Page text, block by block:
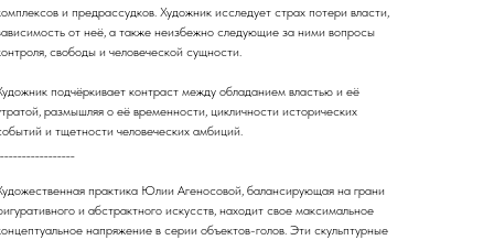
и предрассудков. Художник исследует страх потери власти,
от неё, а также неизбежно следующие за ними вопросы
свободы и человеческой сущности.
подчёркивает контраст между обладанием властью и её
размышляя о её временности, цикличности исторических
и тщетности человеческих амбиций.
практика Юлии Агеносовой, балансирующая на грани
и абстрактного искусств, находит свое максимальное
напряжение в серии объектов-голов. Эти скульптурные